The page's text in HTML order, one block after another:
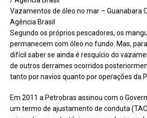
Vazamentos de óleo no mar – Guanabara
Agência Brasil
Segundo os próprios pescadores, os
permanecem com óleo no fundo. Mas,
difícil saber se ainda é resquício do
de outros derrames ocorridos
tanto por navios quanto por operações da
Em 2011 a Petrobras assinou com o
um termo de ajustamento de conduta